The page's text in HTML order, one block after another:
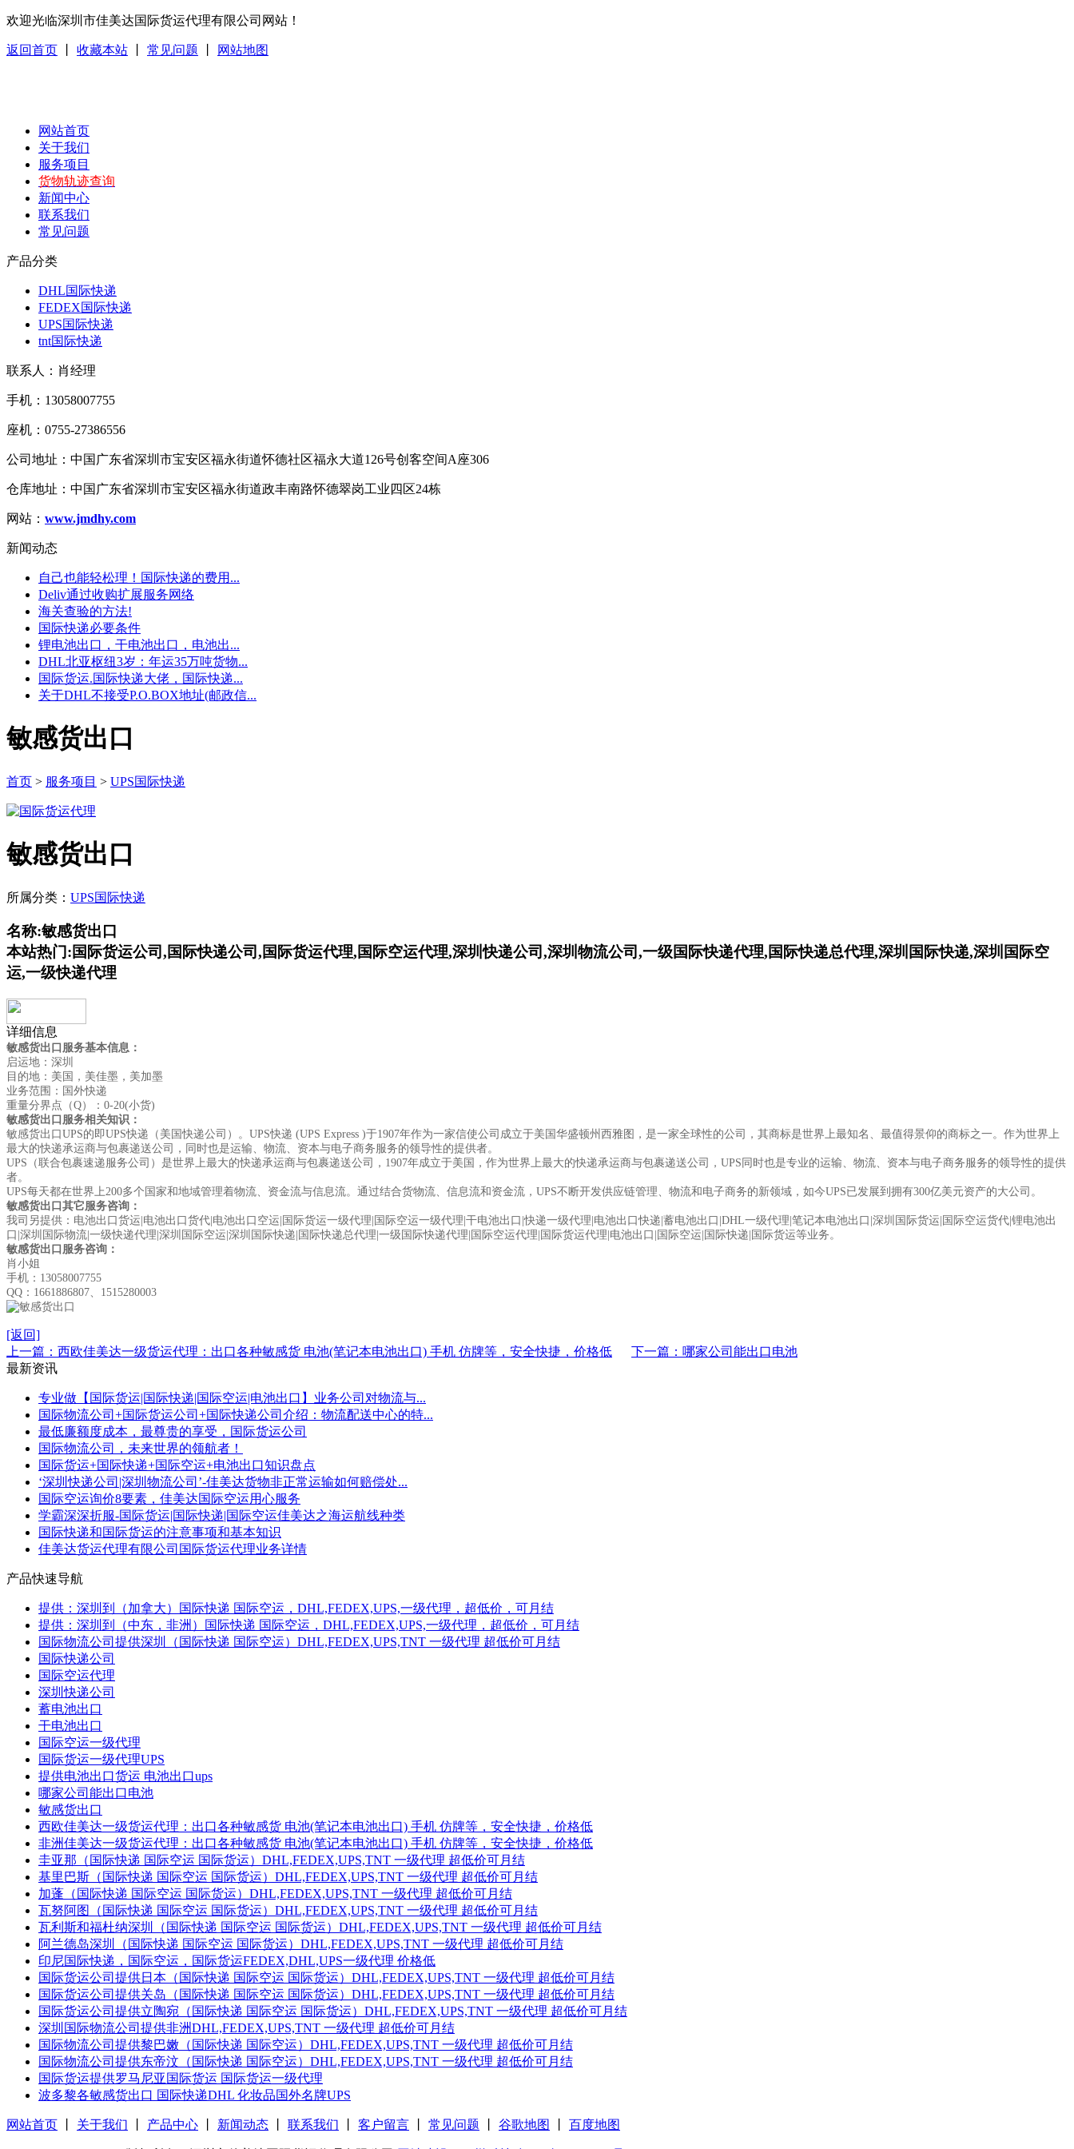
欢迎光临深圳市佳美达国际货运代理有限公司网站！
返回首页 收藏本站 常见问题 网站地图
网站首页
关于我们
服务项目
货物轨迹查询
新闻中心
联系我们
常见问题
产品分类
DHL国际快递
FEDEX国际快递
UPS国际快递
tnt国际快递
联系人：肖经理
手机：13058007755
座机：0755-27386556
公司地址：中国广东省深圳市宝安区福永街道怀德社区福永大道126号创客空间A座306
仓库地址：中国广东省深圳市宝安区福永街道政丰南路怀德翠岗工业四区24栋
网站： www.jmdhy.com
新闻动态
自己也能轻松理！国际快递的费用...
Deliv通过收购扩展服务网络
海关查验的方法!
国际快递必要条件
锂电池出口，干电池出口，电池出...
DHL北亚枢纽3岁：年运35万吨货物...
国际货运.国际快递大佬，国际快递...
关于DHL不接受P.O.BOX地址(邮政信...
敏感货出口
首页 > 服务项目 > UPS国际快递
敏感货出口
所属分类： UPS国际快递
名称:敏感货出口
本站热门:国际货运公司,国际快递公司,国际货运代理,国际空运代理,深圳快递公司,深圳物流公司,一级国际快递代理,国际快递总代理,深圳国际快递,深圳国际空
运,一级快递代理
详细信息
敏感货出口服务基本信息：
启运地：深圳
目的地：美国，美佳墨，美加墨
业务范围：国外快递
重量分界点（Q）：0-20(小货)
敏感货出口服务相关知识：
敏感货出口UPS的即UPS快递（美国快递公司）。UPS快递 (UPS Express )于1907年作为一家信使公司成立于美国华盛顿州西雅图，是一家全球性的公司，其商标是世界上最知名、最值得景仰的商标之一。作为世界上
最大的快递承运商与包裹递送公司，同时也是运输、物流、资本与电子商务服务的领导性的提供者。
UPS（联合包裹速递服务公司）是世界上最大的快递承运商与包裹递送公司，1907年成立于美国，作为世界上最大的快递承运商与包裹递送公司，UPS同时也是专业的运输、物流、资本与电子商务服务的领导性的提供
者。
UPS每天都在世界上200多个国家和地域管理着物流、资金流与信息流。通过结合货物流、信息流和资金流，UPS不断开发供应链管理、物流和电子商务的新领域，如今UPS已发展到拥有300亿美元资产的大公司。
敏感货出口其它服务咨询：
我司另提供：电池出口货运|电池出口货代|电池出口空运|国际货运一级代理|国际空运一级代理|干电池出口|快递一级代理|电池出口快递|蓄电池出口|DHL一级代理|笔记本电池出口|深圳国际货运|国际空运货代|锂电池出
口|深圳国际物流|一级快递代理|深圳国际空运|深圳国际快递|国际快递总代理|一级国际快递代理|国际空运代理|国际货运代理|电池出口|国际空运|国际快递|国际货运等业务。
敏感货出口服务咨询：
肖小姐
手机：13058007755
QQ：1661886807、1515280003
[返回]
上一篇：西欧佳美达一级货运代理：出口各种敏感货 电池(笔记本电池出口) 手机 仿牌等，安全快捷，价格低
下一篇：哪家公司能出口电池
最新资讯
专业做【国际货运|国际快递|国际空运|电池出口】业务公司对物流与...
国际物流公司+国际货运公司+国际快递公司介绍：物流配送中心的特...
最低廉额度成本，最尊贵的享受，国际货运公司
国际物流公司，未来世界的领航者！
国际货运+国际快递+国际空运+电池出口知识盘点
‘深圳快递公司|深圳物流公司’-佳美达货物非正常运输如何赔偿处...
国际空运询价8要素，佳美达国际空运用心服务
学霸深深折服-国际货运|国际快递|国际空运佳美达之海运航线种类
国际快递和国际货运的注意事项和基本知识
佳美达货运代理有限公司国际货运代理业务详情
产品快速导航
提供：深圳到（加拿大）国际快递 国际空运，DHL,FEDEX,UPS,一级代理，超低价，可月结
提供：深圳到（中东，非洲）国际快递 国际空运，DHL,FEDEX,UPS,一级代理，超低价，可月结
国际物流公司提供深圳（国际快递 国际空运）DHL,FEDEX,UPS,TNT 一级代理 超低价可月结
国际快递公司
国际空运代理
深圳快递公司
蓄电池出口
干电池出口
国际空运一级代理
国际货运一级代理UPS
提供电池出口货运 电池出口ups
哪家公司能出口电池
敏感货出口
西欧佳美达一级货运代理：出口各种敏感货 电池(笔记本电池出口) 手机 仿牌等，安全快捷，价格低
非洲佳美达一级货运代理：出口各种敏感货 电池(笔记本电池出口) 手机 仿牌等，安全快捷，价格低
圭亚那（国际快递 国际空运 国际货运）DHL,FEDEX,UPS,TNT 一级代理 超低价可月结
基里巴斯（国际快递 国际空运 国际货运）DHL,FEDEX,UPS,TNT 一级代理 超低价可月结
加蓬（国际快递 国际空运 国际货运）DHL,FEDEX,UPS,TNT 一级代理 超低价可月结
瓦努阿图（国际快递 国际空运 国际货运）DHL,FEDEX,UPS,TNT 一级代理 超低价可月结
瓦利斯和福杜纳深圳（国际快递 国际空运 国际货运）DHL,FEDEX,UPS,TNT 一级代理 超低价可月结
阿兰德岛深圳（国际快递 国际空运 国际货运）DHL,FEDEX,UPS,TNT 一级代理 超低价可月结
印尼国际快递，国际空运，国际货运FEDEX,DHL,UPS一级代理 价格低
国际货运公司提供日本（国际快递 国际空运 国际货运）DHL,FEDEX,UPS,TNT 一级代理 超低价可月结
国际货运公司提供关岛（国际快递 国际空运 国际货运）DHL,FEDEX,UPS,TNT 一级代理 超低价可月结
国际货运公司提供立陶宛（国际快递 国际空运 国际货运）DHL,FEDEX,UPS,TNT 一级代理 超低价可月结
深圳国际物流公司提供非洲DHL,FEDEX,UPS,TNT 一级代理 超低价可月结
国际物流公司提供黎巴嫩（国际快递 国际空运）DHL,FEDEX,UPS,TNT 一级代理 超低价可月结
国际物流公司提供东帝汶（国际快递 国际空运）DHL,FEDEX,UPS,TNT 一级代理 超低价可月结
国际货运提供罗马尼亚国际货运 国际货运一级代理
波多黎各敏感货出口 国际快递DHL 化妆品国外名牌UPS
网站首页 关于我们 产品中心 新闻动态 联系我们 客户留言 常见问题 谷歌地图 百度地图